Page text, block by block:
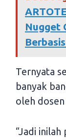
Nugget
Ternyata
banyak
oleh
“Jadi